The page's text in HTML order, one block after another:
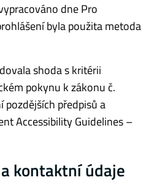
dne Pro
byla použita metoda
shoda s kritérii
pokynu k zákonu č.
pozdějších předpisů a
Accessibility Guidelines –
kontaktní údaje